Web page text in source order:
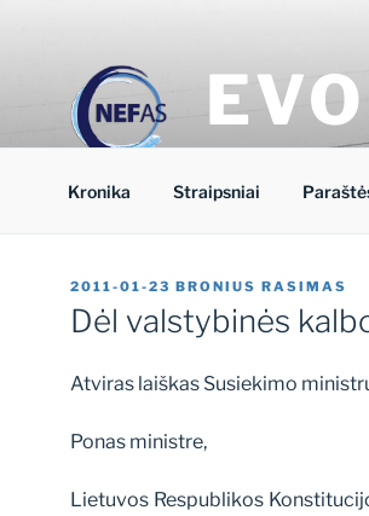
Kronika Straipsniai
PASKELBTA
2011-01-23 BRONIUS RASIMAS
Dėl valstybinės
Atviras laiškas Susiekimo
Ponas ministre,
Lietuvos Respublikos